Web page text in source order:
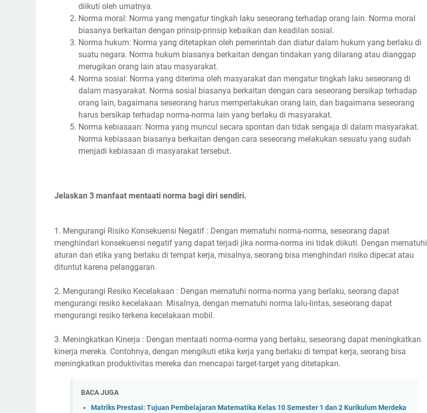
diikuti oleh umatnya.
Norma moral: Norma yang mengatur tingkah laku seseorang terhadap orang lain. Norma moral
biasanya berkaitan dengan prinsip-prinsip kebaikan dan keadilan sosial.
Norma hukum: Norma yang ditetapkan oleh pemerintah dan diatur dalam hukum yang berlaku di
suatu negara. Norma hukum biasanya berkaitan dengan tindakan yang dilarang atau dianggap
merugikan orang lain atau masyarakat.
Norma sosial: Norma yang diterima oleh masyarakat dan mengatur tingkah laku seseorang di
dalam masyarakat. Norma sosial biasanya berkaitan dengan cara seseorang bersikap terhadap
orang lain, bagaimana seseorang harus memperlakukan orang lain, dan bagaimana seseorang
harus bersikap terhadap norma-norma lain yang berlaku di masyarakat.
Norma kebiasaan: Norma yang muncul secara spontan dan tidak sengaja di dalam masyarakat.
Norma kebiasaan biasanya berkaitan dengan cara seseorang melakukan sesuatu yang sudah
menjadi kebiasaan di masyarakat tersebut.
Jelaskan 3 manfaat mentaati norma bagi diri sendiri.
1. Mengurangi Risiko Konsekuensi Negatif : Dengan mematuhi norma-norma, seseorang dapat
menghindari konsekuensi negatif yang dapat terjadi jika norma-norma ini tidak diikuti. Dengan mematuhi
aturan dan etika yang berlaku di tempat kerja, misalnya, seorang bisa menghindari risiko dipecat atau
dituntut karena pelanggaran.
2. Mengurangi Resiko Kecelakaan : Dengan mematuhi norma-norma yang berlaku, seorang dapat
mengurangi resiko kecelakaan. Misalnya, dengan mematuhi norma lalu-lintas, seseorang dapat
mengurangi resiko terkena kecelakaan mobil.
3. Meningkatkan Kinerja : Dengan mentaati norma-norma yang berlaku, seseorang dapat meningkatkan
kinerja mereka. Contohnya, dengan mengikuti etika kerja yang berlaku di tempat kerja, seorang bisa
meningkatkan produktivitas mereka dan mencapai target-target yang ditetapkan.
BACA JUGA
Matriks Prestasi: Tujuan Pembelajaran Matematika Kelas 10 Semester 1 dan 2 Kurikulum Merdeka